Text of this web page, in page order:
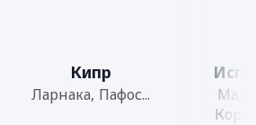
Кипр
Ларнака, Пафос...